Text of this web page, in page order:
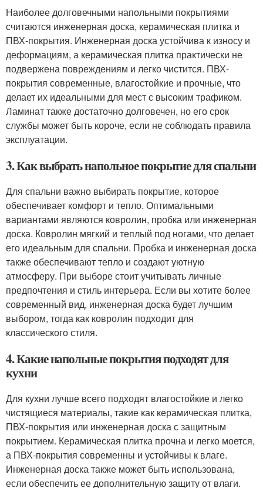
Наиболее долговечными напольными покрытиями
считаются инженерная доска, керамическая плитка и
ПВХ-покрытия. Инженерная доска устойчива к износу и
деформациям, а керамическая плитка практически не
подвержена повреждениям и легко чистится. ПВХ-
покрытия современные, влагостойкие и прочные, что
делает их идеальными для мест с высоким трафиком.
Ламинат также достаточно долговечен, но его срок
службы может быть короче, если не соблюдать правила
эксплуатации.
3. Как выбрать напольное покрытие для спальни
Для спальни важно выбирать покрытие, которое
обеспечивает комфорт и тепло. Оптимальными
вариантами являются ковролин, пробка или инженерная
доска. Ковролин мягкий и теплый под ногами, что делает
его идеальным для спальни. Пробка и инженерная доска
также обеспечивают тепло и создают уютную
атмосферу. При выборе стоит учитывать личные
предпочтения и стиль интерьера. Если вы хотите более
современный вид, инженерная доска будет лучшим
выбором, тогда как ковролин подходит для
классического стиля.
4. Какие напольные покрытия подходят для
кухни
Для кухни лучше всего подходят влагостойкие и легко
чистящиеся материалы, такие как керамическая плитка,
ПВХ-покрытия или инженерная доска с защитным
покрытием. Керамическая плитка прочна и легко моется,
а ПВХ-покрытия современны и устойчивы к влаге.
Инженерная доска также может быть использована,
если обеспечить ее дополнительную защиту от влаги.